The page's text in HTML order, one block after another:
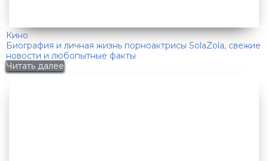
Кино
Биография и личная жизнь порноактрисы SolaZola, свежие
новости и любопытные факты
Читать далее